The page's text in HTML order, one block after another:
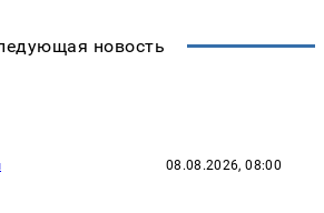
новость
08.08.2026, 08:00